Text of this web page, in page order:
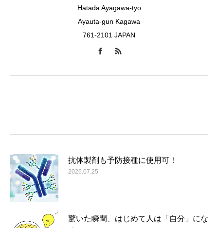
Hatada Ayagawa-tyo
Ayauta-gun Kagawa
761-2101 JAPAN
抗体製剤も予防接種に使用可！
2026.07.25
驚いた瞬間、はじめて人は「自分」にな